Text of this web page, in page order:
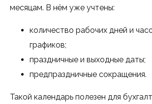
месяцам. В нём уже учтены:
количество рабочих дней и
графиков;
праздничные и выходные даты;
предпраздничные сокращения.
Такой календарь полезен для